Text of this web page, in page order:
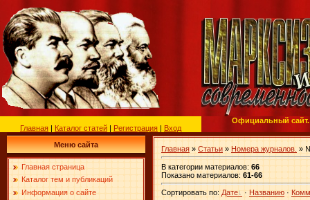
Главная | Каталог статей | Регистрация | Вход
Официальный сайт.
Меню сайта
Главная страница
Каталог тем и публикаций
Информация о сайте
Главная » Статьи » Номера журналов. »
В категории материалов: 66
Показано материалов: 61-66
Сортировать по: Дате · Названию ·